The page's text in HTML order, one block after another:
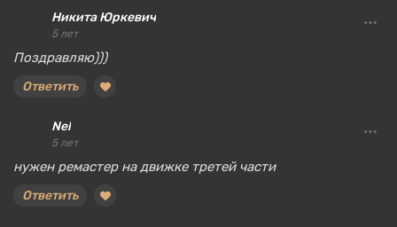
Никита Юркевич
5 лет
Поздравляю)))
Ответить
Nel
5 лет
нужен ремастер на движке третей части
Ответить